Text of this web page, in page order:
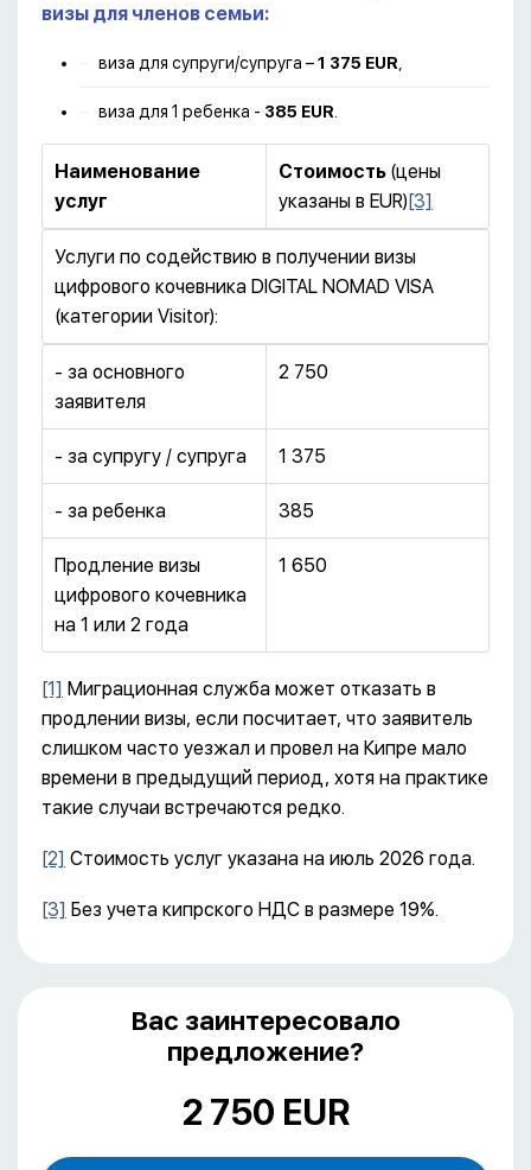
визы для членов семьи:
виза для супруги/супруга –1 375 EUR
виза для 1 ребенка - 385 EUR.
Наименование
услуг
Стоимость (цены
указаны в EUR) [3]
Услуги по содействию в получении визы
цифрового кочевника DIGITAL NOMAD VISA
(категории Visitor):
- за основного
заявителя
2 750
- за супругу / супруга 1 375
- за ребенка 385
Продление визы
цифрового кочевника
на 1 или 2 года
1 650
[1] Миграционная служба может отказать в
продлении визы, если посчитает, что заявитель
слишком часто уезжал и провел на Кипре мало
времени в предыдущий период, хотя на практике
такие случаи встречаются редко.
[2] Стоимость услуг указана на июль 2026 года.
[3] Без учета кипрского НДС в размере 19%.
Вас заинтересовало
предложение?
2 750 EUR